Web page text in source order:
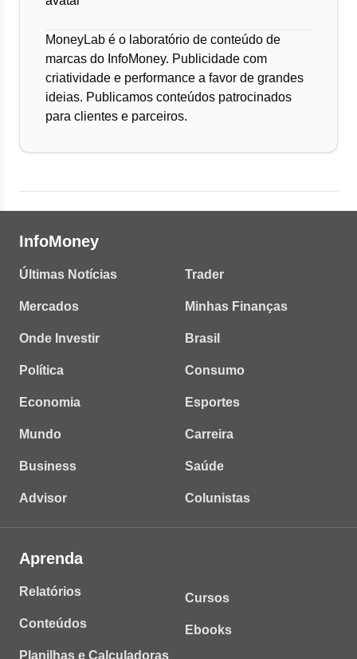
MoneyLab é o laboratório de conteúdo de
marcas do InfoMoney. Publicidade com
criatividade e performance a favor de grandes
ideias. Publicamos conteúdos patrocinados
para clientes e parceiros.
InfoMoney
Últimas Notícias
Mercados
Onde Investir
Política
Economia
Mundo
Business
Advisor
Trader
Minhas Finanças
Brasil
Consumo
Esportes
Carreira
Saúde
Colunistas
Aprenda
Relatórios
Conteúdos
Planilhas e Calculadoras
Cursos
Ebooks